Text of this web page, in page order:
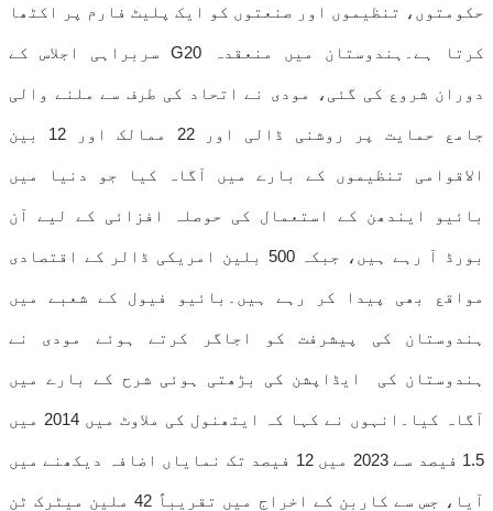
حکومتوں، تنظیموں اور صنعتوں کو ایک پلیٹ فارم پر اکٹھا
کرتا ہے۔ہندوستان میں منعقدہ G20 سربراہی اجلاس کے
دوران شروع کی گئی، مودی نے اتحاد کی طرف سے ملنے والی
جامع حمایت پر روشنی ڈالی اور 22 ممالک اور 12 بین
الاقوامی تنظیموں کے بارے میں آگاہ کیا جو دنیا میں
بائیو ایندھن کے استعمال کی حوصلہ افزائی کے لیے آن
بورڈ آ رہے ہیں، جبکہ 500 بلین امریکی ڈالر کے اقتصادی
مواقع بھی پیدا کر رہے ہیں۔بائیو فیول کے شعبے میں
ہندوستان کی پیشرفت کو اجاگر کرتے ہوئے مودی نے
ہندوستان کی ایڈاپشن کی بڑھتی ہوئی شرح کے بارے میں
آگاہ کیا۔انہوں نے کہا کہ ایتھنول کی ملاوٹ میں 2014 میں
1.5 فیصد سے 2023 میں 12 فیصد تک نمایاں اضافہ دیکھنے میں
آیا، جس سے کاربن کے اخراج میں تقریباً 42 ملین میٹرک ٹن